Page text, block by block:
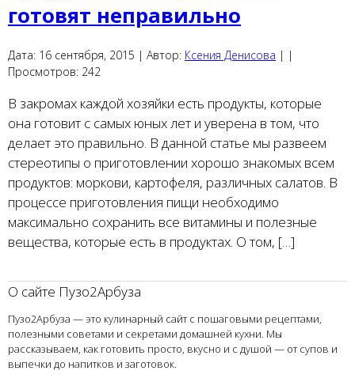
готовят неправильно
Дата: 16 сентября, 2015 | Автор: Ксения Денисова | |
Просмотров: 242
В закромах каждой хозяйки есть продукты, которые
она готовит с самых юных лет и уверена в том, что
делает это правильно. В данной статье мы развеем
стереотипы о приготовлении хорошо знакомых всем
продуктов: моркови, картофеля, различных салатов. В
процессе приготовления пищи необходимо
максимально сохранить все витамины и полезные
вещества, которые есть в продуктах. О том, […]
О сайте Пузо2Арбуза
Пузо2Арбуза — это кулинарный сайт с пошаговыми рецептами,
полезными советами и секретами домашней кухни. Мы
рассказываем, как готовить просто, вкусно и с душой — от супов и
выпечки до напитков и заготовок.